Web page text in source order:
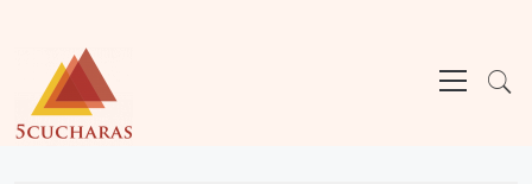
contenido
principal